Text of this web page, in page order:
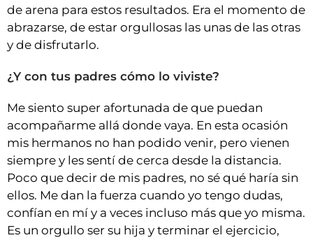
de arena para estos resultados. Era el momento de
abrazarse, de estar orgullosas las unas de las otras
y de disfrutarlo.
¿Y con tus padres cómo lo viviste?
Me siento super afortunada de que puedan
acompañarme allá donde vaya. En esta ocasión
mis hermanos no han podido venir, pero vienen
siempre y les sentí de cerca desde la distancia.
Poco que decir de mis padres, no sé qué haría sin
ellos. Me dan la fuerza cuando yo tengo dudas,
confían en mí y a veces incluso más que yo misma.
Es un orgullo ser su hija y terminar el ejercicio,